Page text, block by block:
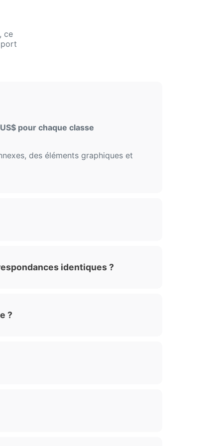
ce
pour chaque classe
des éléments graphiques et
identiques ?
?